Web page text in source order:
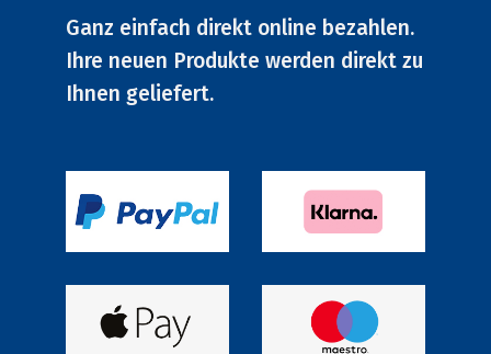
Ganz einfach direkt online bezahlen.
Ihre neuen Produkte werden direkt zu
Ihnen geliefert.